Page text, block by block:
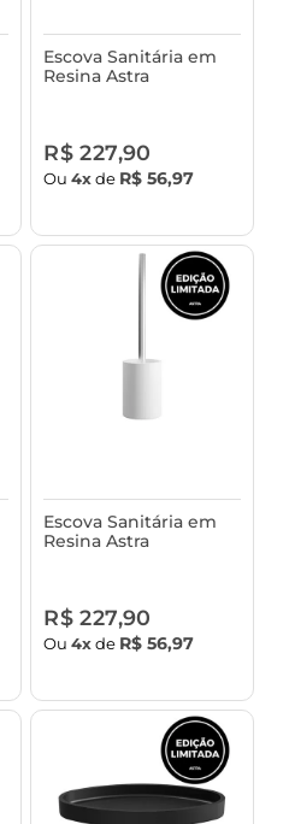
Escova Sanitária em
Resina Astra
R$ 227,90
Ou4xde R$ 56,97
Escova Sanitária em
Resina Astra
R$ 227,90
Ou4xde R$ 56,97